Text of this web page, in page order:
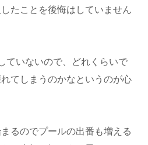
たことを後悔はしていません
ていないので、どれくらいで
てしまうのかなというのが心
るのでプールの出番も増える